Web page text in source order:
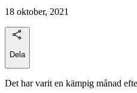
18 oktober, 2021
Dela
Det har varit en kämpig månad